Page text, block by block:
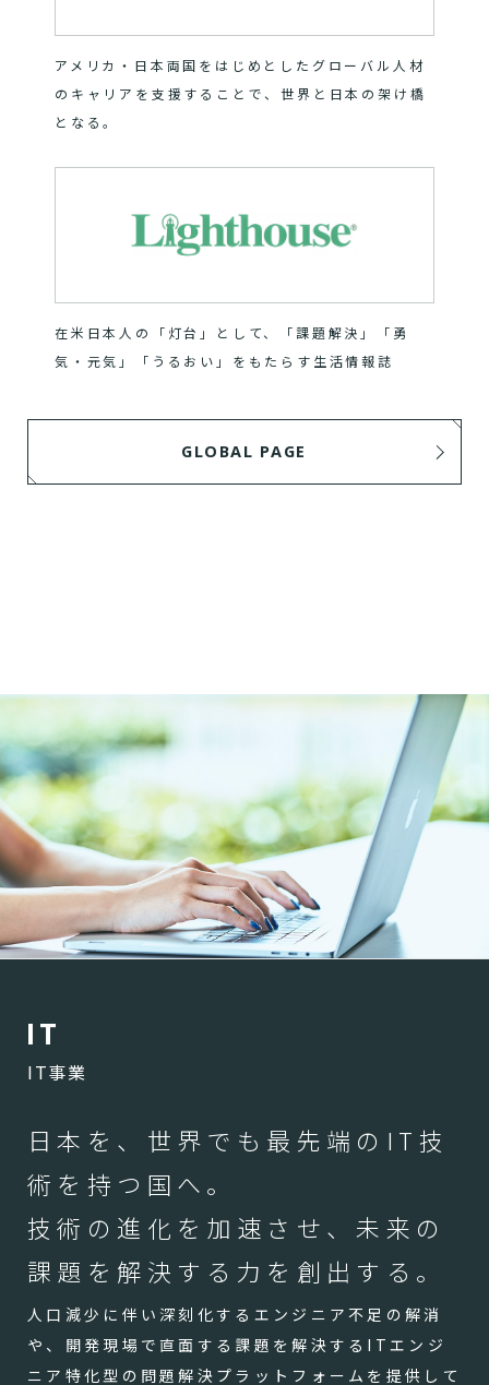
アメリカ・日本両国をはじめとしたグローバル人材
のキャリアを支援することで、世界と日本の架け橋
となる。
在米日本人の「灯台」として、「課題解決」「勇
気・元気」「うるおい」をもたらす生活情報誌
GLOBAL PAGE
IT
IT事業
日本を、世界でも最先端のIT技
術を持つ国へ。
技術の進化を加速させ、未来の
課題を解決する力を創出する。
人口減少に伴い深刻化するエンジニア不足の解消
や、開発現場で直面する課題を解決するITエンジ
ニア特化型の問題解決プラットフォームを提供して